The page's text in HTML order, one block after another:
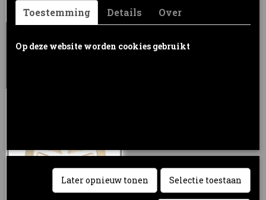
Loader
Speedfeeds
Toestemming Details Over
Op deze website worden cookies gebruikt
Later opnieuw tonen Selectie toestaan